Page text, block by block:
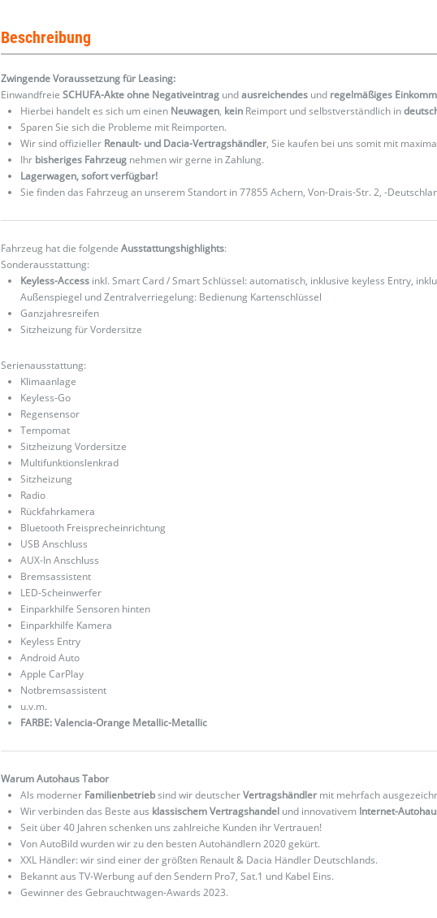
Beschreibung
Zwingende Voraussetzung für Leasing:
EinwandfreieSCHUFA-Akte ohne Negativeintrag undausreichendes und regelmäßiges
Hierbei handelt es sich um einen Neuwagen, kein Reimport und selbstverständlich in
Sparen Sie sich die Probleme mit Reimporten.
Wir sind offizieller Renault- und Dacia-Vertragshändler, Sie kaufen bei uns somit mit
Ihr bisheriges Fahrzeug nehmen wir gerne in Zahlung.
Lagerwagen, sofort verfügbar!
Sie finden das Fahrzeug an unserem Standort in 77855 Achern, Von-Drais-Str. 2, -
Fahrzeug hat die folgendeAusstattungshighlights:
Sonderausstattung:
Keyless-Access inkl. Smart Card / Smart Schlüssel: automatisch, inklusive keyless Entry,
Außenspiegel und Zentralverriegelung: Bedienung Kartenschlüssel
Ganzjahresreifen
Sitzheizung für Vordersitze
Serienausstattung:
Klimaanlage
Keyless-Go
Regensensor
Tempomat
Sitzheizung Vordersitze
Multifunktionslenkrad
Sitzheizung
Radio
Rückfahrkamera
Bluetooth Freisprecheinrichtung
USB Anschluss
AUX-In Anschluss
Bremsassistent
LED-Scheinwerfer
Einparkhilfe Sensoren hinten
Einparkhilfe Kamera
Keyless Entry
Android Auto
Apple CarPlay
Notbremsassistent
u.v.m.
FARBE: Valencia-Orange Metallic-Metallic
Warum Autohaus Tabor
Als moderner Familienbetriebsind wir deutscherVertragshändler mit mehrfach
Wir verbinden das Beste aus klassischem Vertragshandel und innovativem Internet-
Seit über 40 Jahren schenken uns zahlreiche Kunden ihr Vertrauen!
Von AutoBild wurden wir zu den besten Autohändlern 2020 gekürt.
XXL Händler: wir sind einer der größten Renault & Dacia Händler Deutschlands.
Bekannt aus TV-Werbung auf den Sendern Pro7, Sat.1 und Kabel Eins.
Gewinner des Gebrauchtwagen-Awards 2023.